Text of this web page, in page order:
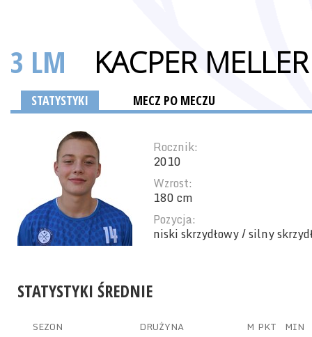
3 LM KACPER MELLER
STATYSTYKI MECZ PO MECZU
Rocznik:
2010
Wzrost:
180 cm
Pozycja:
niski skrzydłowy / silny
STATYSTYKI ŚREDNIE
SEZON DRUŻYNA M PKT MIN